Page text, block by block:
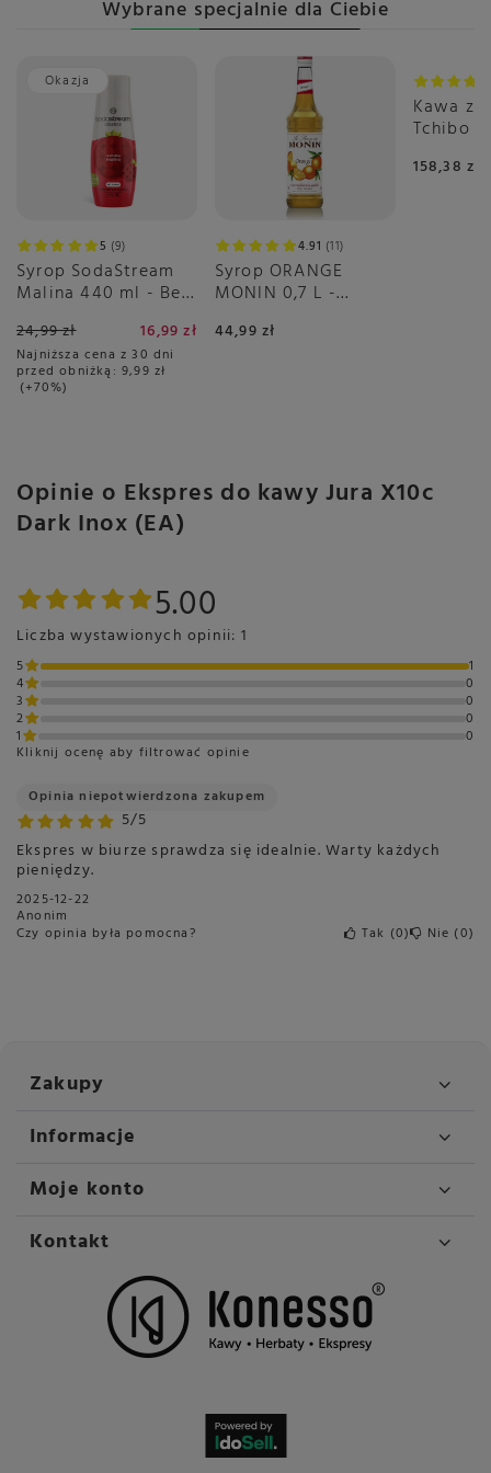
Programowany czas
wyłączenia
Tak
Espresso
2x Espresso
Cold Brew Espresso
Kawa
2x Kawa
Cold Brew Kawa
2x Americano
Cold Brew Americano
2x Lungo
Cappuccino Extra Shot
2x Caffe latte
Gorące mleko
2x Porcja mlecznej pianki
Przeznaczenie
Szerokość
373 mm
Głębokość
461 mm
Pojemność zbiornika na
wodę
2800 ml
Wybrane specjalnie dla Ciebie
Okazja
5 9
Syrop SodaStream
Malina 440 ml - Bez
24,99 zł 16,99 zł
Najniższa cena z 30 dni
przed obniżką: 9,99 zł
+70%
4.91 11
Syrop ORANGE
MONIN 0,7 L -
44,99 zł
Kawa
Tchibo
158,38 zł
Opinie o Ekspres do kawy Jura X10c
Dark Inox (EA)
5.00
Liczba wystawionych opinii: 1
5
1
4
0
3
0
2
0
1
0
Kliknij ocenę aby filtrować opinie
5/5
Opinia niepotwierdzona zakupem
Ekspres w biurze sprawdza się idealnie. Warty każdych
pieniędzy.
2025-12-22
Anonim
Czy opinia była pomocna? Tak 0 Nie 0
Zakupy
Informacje
Moje konto
Kontakt